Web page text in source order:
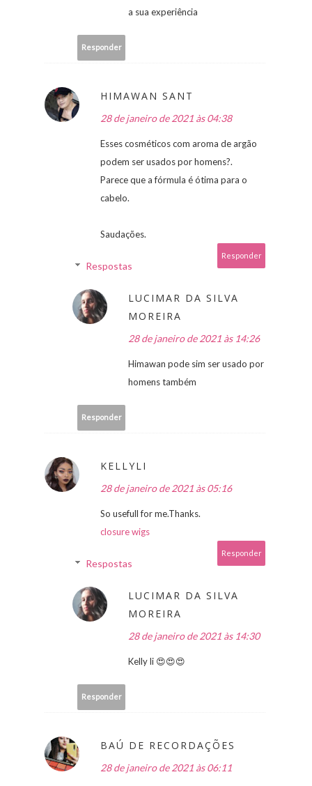
a sua experiência
Responder
HIMAWAN SANT
28 de janeiro de 2021 às 04:38
Esses cosméticos com aroma de argão
podem ser usados ​​por homens?.
Parece que a fórmula é ótima para o
cabelo.
Saudações.
Responder
Respostas
LUCIMAR DA SILVA
MOREIRA
28 de janeiro de 2021 às 14:26
Himawan pode sim ser usado por
homens também
Responder
KELLYLI
28 de janeiro de 2021 às 05:16
So usefull for me.Thanks.
closure wigs
Responder
Respostas
LUCIMAR DA SILVA
MOREIRA
28 de janeiro de 2021 às 14:30
Kelly li 😍😍😍
Responder
BAÚ DE RECORDAÇÕES
28 de janeiro de 2021 às 06:11